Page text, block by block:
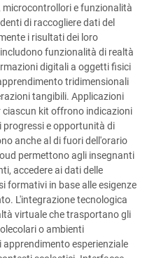
microcontrollori e funzionalità
di raccogliere dati del
i risultati dei loro
funzionalità di realtà
digitali a oggetti fisici
tridimensionali
tangibili. Applicazioni
ciascun kit offrono indicazioni
progressi e opportunità di
anche al di fuori dell'orario
permettono agli insegnanti
accedere ai dati delle
formativi in base alle esigenze
L'integrazione tecnologica
virtuale che trasportano gli
o ambienti
esperienziale